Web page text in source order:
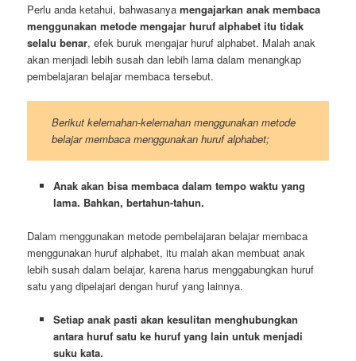
Perlu anda ketahui, bahwasanyamengajarkan anak membaca
menggunakan metode mengajar huruf alphabet itu tidak
selalu benar, efek buruk mengajar huruf alphabet. Malah anak
akan menjadi lebih susah dan lebih lama dalam menangkap
pembelajaran belajar membaca tersebut.
Berikut kelemahan-kelemahan menggunakan metode
belajar membaca menggunakan huruf alphabet;
Anak akan bisa membaca dalam tempo waktu yang
lama. Bahkan, bertahun-tahun.
Dalam menggunakan metode pembelajaran belajar membaca
menggunakan huruf alphabet, itu malah akan membuat anak
lebih susah dalam belajar, karena harus menggabungkan huruf
satu yang dipelajari dengan huruf yang lainnya.
Setiap anak pasti akan kesulitan menghubungkan
antara huruf satu ke huruf yang lain untuk menjadi
suku kata.